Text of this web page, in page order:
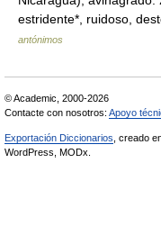
estridente*, ruidoso,
antónimos
© Academic, 2000-2026
Contacte con nosotros: Apoyo
Exportación Diccionarios , creado
WordPress, MODx.